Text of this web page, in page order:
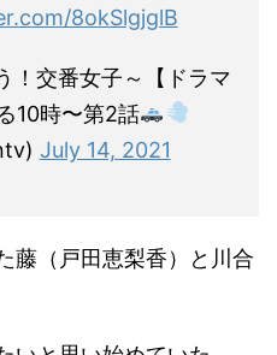
8okSlgjglB
交番女子～【ドラマ
10時〜第2話
July 14, 2021
藤（戸田恵梨香）と川合